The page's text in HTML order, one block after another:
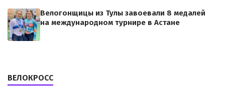
Велогонщицы из Тулы завоевали 8 медалей
на международном турнире в Астане
ВЕЛОКРОСС